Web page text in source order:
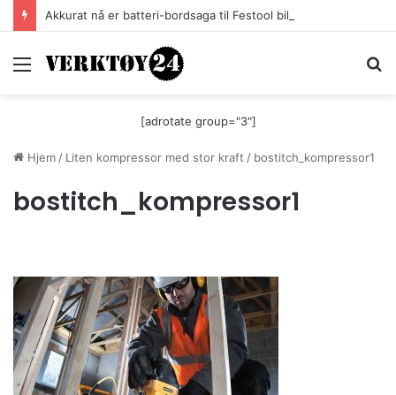
Akkurat nå er batteri-bordsaga til Festool billigere
Meny
[adrotate group="3"]
Hjem / Liten kompressor med stor kraft / bostitch_kompressor1
bostitch_kompressor1